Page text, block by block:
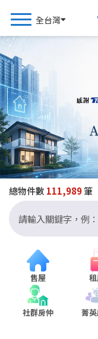
全台灣
當前定位縣市
北部縣市
台北市
新竹縣
宜
中部縣市
台中市 彰
南投縣
南部縣市
高雄市 台
屏東縣
我家網 -
總物件數 111,989筆
售屋
社群房仲 菁